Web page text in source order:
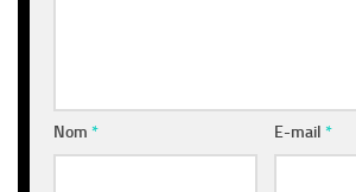
Nom * E-mail*